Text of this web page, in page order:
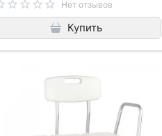
Нет отзывов
Купить